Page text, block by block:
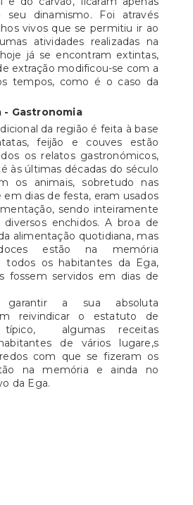
seu dinamismo. Foi através
vivos que se permitiu ir ao
atividades realizadas na
já se encontram extintas,
extração modificou-se com a
tempos, como é o caso da
- Gastronomia
da região é feita à base
feijão e couves estão
os relatos gastronómicos,
às últimas décadas do século
os animais, sobretudo nas
em dias de festa, eram usados
sendo inteiramente
enchidos. A broa de
alimentação quotidiana, mas
estão na memória
todos os habitantes da Ega,
fossem servidos em dias de
garantir a sua absoluta
reivindicar o estatuto de
típico, algumas receitas
de vários lugare,s
com que se fizeram os
na memória e ainda no
da Ega.